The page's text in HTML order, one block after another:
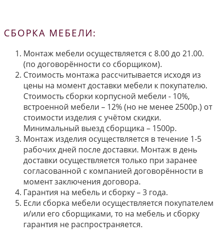
СБОРКА МЕБЕЛИ:
Монтаж мебели осуществляется с 8.00 до 21.00.
(по договорённости со сборщиком).
Стоимость монтажа рассчитывается исходя из
цены на момент доставки мебели к покупателю.
Стоимость сборки корпусной мебели - 10%,
встроенной мебели – 12% (но не менее 2500р.) от
стоимости изделия с учётом скидки.
Минимальный выезд сборщика – 1500р.
Монтаж изделия осуществляется в течение 1-5
рабочих дней после доставки. Монтаж в день
доставки осуществляется только при заранее
согласованной с компанией договорённости в
момент заключения договора.
Гарантия на мебель и сборку – 3 года.
Если сборка мебели осуществляется покупателем
и/или его сборщиками, то на мебель и сборку
гарантия не распространяется.